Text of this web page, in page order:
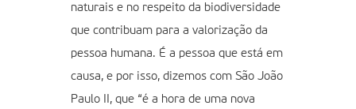
naturais e no respeito da biodiversidade
que contribuam para a valorização da
pessoa humana. É a pessoa que está em
causa, e por isso, dizemos com São João
Paulo II, que “é a hora de uma nova